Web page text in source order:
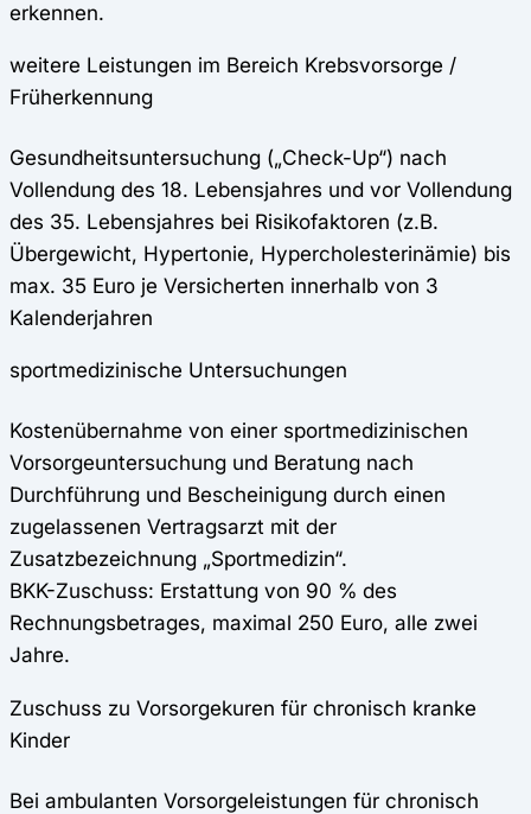
erkennen.
weitere Leistungen im Bereich Krebsvorsorge /
Früherkennung
Gesundheitsuntersuchung („Check-Up“) nach
Vollendung des 18. Lebensjahres und vor Vollendung
des 35. Lebensjahres bei Risikofaktoren (z.B.
Übergewicht, Hypertonie, Hypercholesterinämie) bis
max. 35 Euro je Versicherten innerhalb von 3
Kalenderjahren
sportmedizinische Untersuchungen
Kostenübernahme von einer sportmedizinischen
Vorsorgeuntersuchung und Beratung nach
Durchführung und Bescheinigung durch einen
zugelassenen Vertragsarzt mit der
Zusatzbezeichnung „Sportmedizin“.
BKK-Zuschuss: Erstattung von 90 % des
Rechnungsbetrages, maximal 250 Euro, alle zwei
Jahre.
Zuschuss zu Vorsorgekuren für chronisch kranke
Kinder
Bei ambulanten Vorsorgeleistungen für chronisch